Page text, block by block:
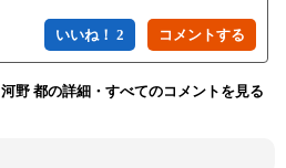
いいね！ 2
河野 都の詳細・すべてのコメントを見る